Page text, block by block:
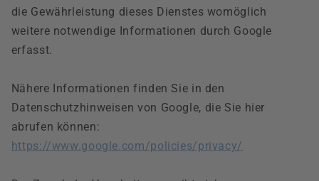
die Gewährleistung dieses Dienstes womöglich
weitere notwendige Informationen durch Google
erfasst.
Nähere Informationen finden Sie in den
Datenschutzhinweisen von Google, die Sie hier
abrufen können:
https://www.google.com/policies/privacy/